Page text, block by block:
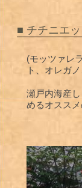
■ チチニエ
(モッツァレ
ト、オレガ
瀬戸内海産
めるオススメ